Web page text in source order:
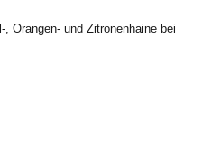
Orangen- und Zitronenhaine bei